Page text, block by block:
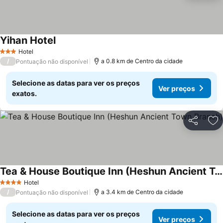
3 EstrelasHotel
Yihan HotelVer preços
/ Pontuação não disponível a 0.8 km de Centro da cidade
Selecione as datas para ver os preços
exatos.
Ver preços
Partilhar
4 EstrelasHotel
Tea & House Boutique Inn (Heshun Ancient Town Branch)
Ver preços
/ Pontuação não disponível a 3.4 km de Centro da cidade
Selecione as datas para ver os preços
Ver preços